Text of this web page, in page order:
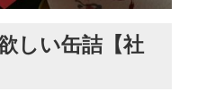
しい缶詰【社